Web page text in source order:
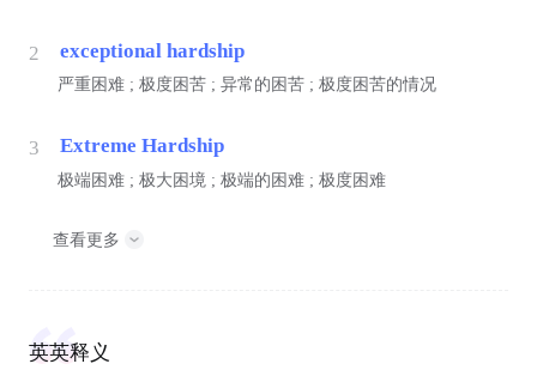
2 exceptional hardship
严重困难 ; 极度困苦 ; 异常的困苦 ; 极度困苦的情况
3 Extreme Hardship
极端困难 ; 极大困境 ; 极端的困难 ; 极度困难
查看更多
英英释义